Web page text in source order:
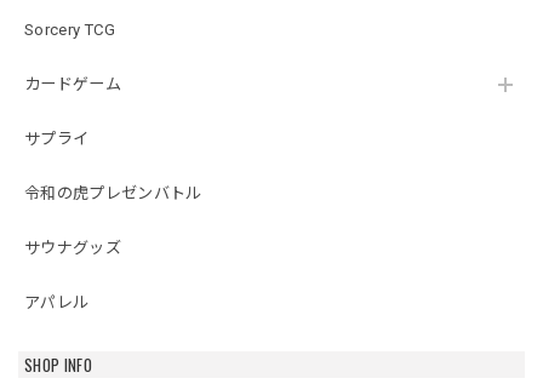
Sorcery TCG
カードゲーム
サプライ
令和の虎プレゼンバトル
サウナグッズ
アパレル
SHOP INFO